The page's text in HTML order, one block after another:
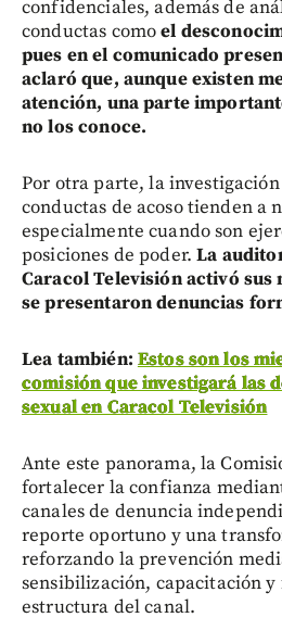
confidenciales, además de
conductas comoel
pues en el comunicado
aclaró que, aunque existen
atención, una parte
no los conoce.
Por otra parte, la
conductas de acoso tienden a
especialmente cuando son
posiciones de poder.La
Caracol Televisión activó sus
se presentaron denuncias
Lea también: Estos son los
comisión que investigará las
sexual en Caracol Televisión
Ante este panorama, la
fortalecer la confianza
canales de denuncia
reporte oportuno y una
reforzando la prevención
sensibilización, capacitación
estructura del canal.